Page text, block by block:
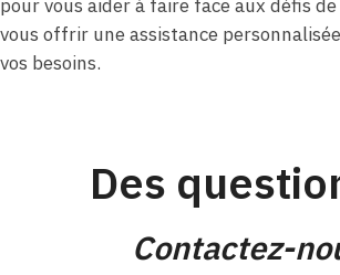
pour vous aider à faire face aux défis
vous offrir une assistance
vos besoins.
Des
Contactez-